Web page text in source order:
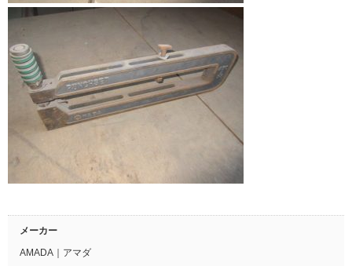
メーカー
AMADA｜アマダ